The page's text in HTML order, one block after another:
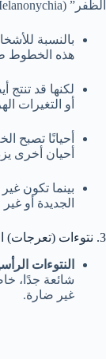
الظفر” (Melanonychia)، من قاعدة الظفر إلى طرفه.
بالنسبة
هذه الخطوط
لكنها قد تنتج
أو التغيرات
أحيانًا تصبح
أحيان أخرى
بينما تكون
الجديدة أو
3. نتوءات (تعرجات) الأظافر
النتوءات
شائعة جدًا،
غير ضارة.